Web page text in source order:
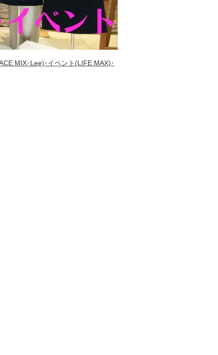
MIX･Lee)･イベント(LIFE MAX)･